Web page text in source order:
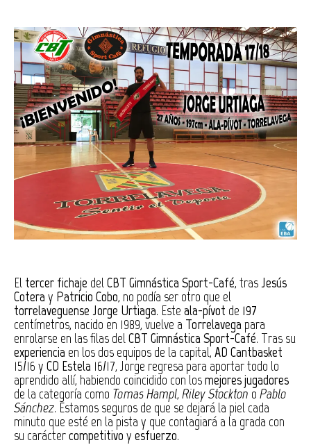
El tercer fichaje delCBT Gimnástica Sport-Café, trasJesús
Coteray Patricio Cobo, no podía ser otro que el
torrelaveguense Jorge Urtiaga. Este ala-pívot de 197
centímetros, nacido en 1989, vuelve a Torrelavegapara
enrolarse en las filas delCBT Gimnástica Sport-Café. Tras su
experiencia en los dos equipos de la capital, AD Cantbasket
15/16 y CD Estela 16/17, Jorge regresa para aportar todo lo
aprendido allí, habiendo coincidido con losmejores jugadores
de la categoría como Tomas Hampl, Riley Stockton o Pablo
Sánchez. Estamos seguros de que se dejará la piel cada
minuto que esté en la pista y que contagiará a la grada con
su caráctercompetitivo y esfuerzo.